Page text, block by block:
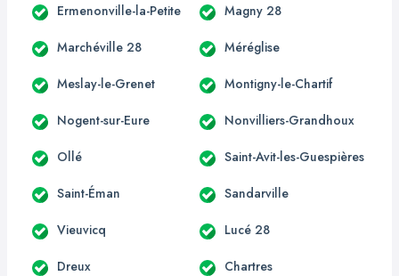
Ermenonville-la-Petite Magny 28
Marchéville 28 Méréglise
Meslay-le-Grenet Montigny-le-Chartif
Nogent-sur-Eure Nonvilliers-Grandhoux
Ollé Saint-Avit-les-Guespières
Saint-Éman Sandarville
Vieuvicq Lucé 28
Dreux Chartres